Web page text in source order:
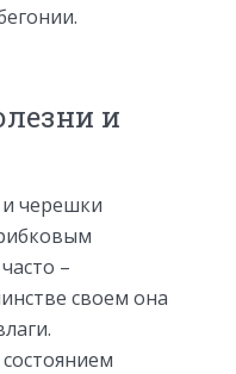
и
черешки
–
своем она